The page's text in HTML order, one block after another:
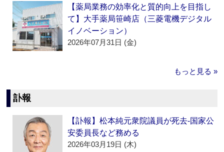
【薬局業務の効率化と質的向上を目指し
て】大手薬局笹崎店（三菱電機デジタル
イノベーション）
2026年07月31日 (金)
もっと見る »
訃報
【訃報】松本純元衆院議員が死去‐国家公
安委員長など務める
2026年03月19日 (木)